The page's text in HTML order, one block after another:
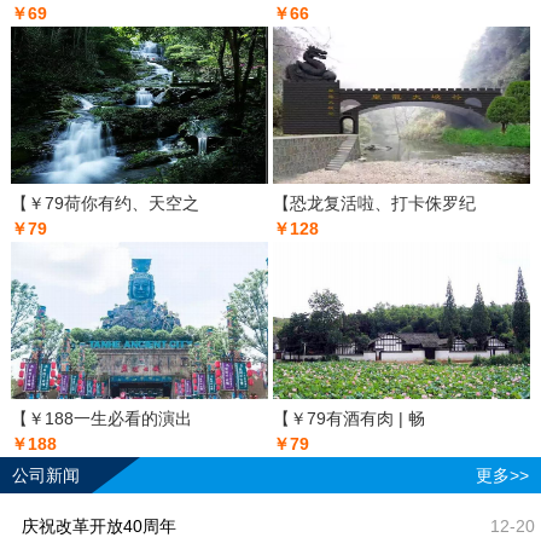
￥69
￥66
【￥79荷你有约、天空之
￥79
【恐龙复活啦、打卡侏罗纪
￥128
【￥188一生必看的演出
￥188
【￥79有酒有肉 | 畅
￥79
公司新闻
更多>>
庆祝改革开放40周年
12-20